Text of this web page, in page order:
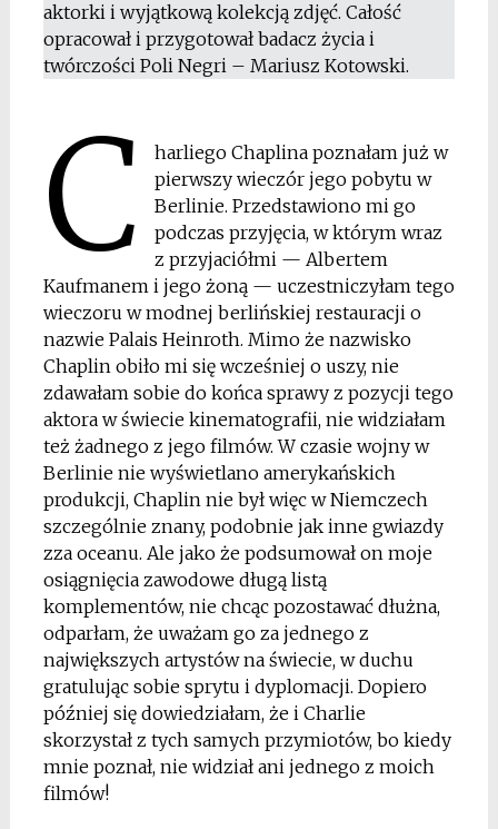
aktorki i wyjątkową kolekcją zdjęć. Całość
opracował i przygotował badacz życia i
twórczości Poli Negri – Mariusz Kotowski.
C
harliego Chaplina poznałam już w
pierwszy wieczór jego pobytu w
Berlinie. Przedstawiono mi go
podczas przyjęcia, w którym wraz
z przyjaciółmi — Albertem
Kaufmanem i jego żoną — uczestniczyłam tego
wieczoru w modnej berlińskiej restauracji o
nazwie Palais Heinroth. Mimo że nazwisko
Chaplin obiło mi się wcześniej o uszy, nie
zdawałam sobie do końca sprawy z pozycji tego
aktora w świecie kinematografii, nie widziałam
też żadnego z jego filmów. W czasie wojny w
Berlinie nie wyświetlano amerykańskich
produkcji, Chaplin nie był więc w Niemczech
szczególnie znany, podobnie jak inne gwiazdy
zza oceanu. Ale jako że podsumował on moje
osiągnięcia zawodowe długą listą
komplementów, nie chcąc pozostawać dłużna,
odparłam, że uważam go za jednego z
największych artystów na świecie, w duchu
gratulując sobie sprytu i dyplomacji. Dopiero
później się dowiedziałam, że i Charlie
skorzystał z tych samych przymiotów, bo kiedy
mnie poznał, nie widział ani jednego z moich
filmów!